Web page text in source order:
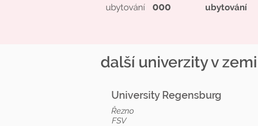
ubytování 000 ubytování
další univerzity v zemi
University Regensburg
Řezno
FSV